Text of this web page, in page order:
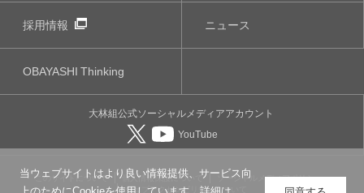
当ウェブサイトはより良い情報提供、サービス向
採用情報 ニュース
OBAYASHIThinking
大林組公式ソーシャルメディアアカウント
YouTube
このサイトについて 個人情報保護について
ソーシャルメディアポリシー
ウェブアクセシビリティについて